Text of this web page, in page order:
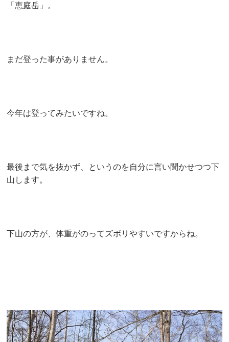
「恵庭岳」。
まだ登った事がありません。
今年は登ってみたいですね。
最後まで気を抜かず、というのを自分に言い聞かせつつ下
山します。
下山の方が、体重がのってズボリやすいですからね。